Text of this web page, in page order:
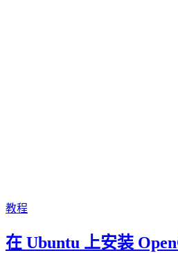
教程
在 Ubuntu 上安装